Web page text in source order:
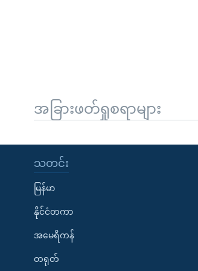
အခြားဖတ်ရှုစရာများ
သတင်း
မြန်မာ
နိုင်ငံတကာ
အမေရိကန်
တရုတ်